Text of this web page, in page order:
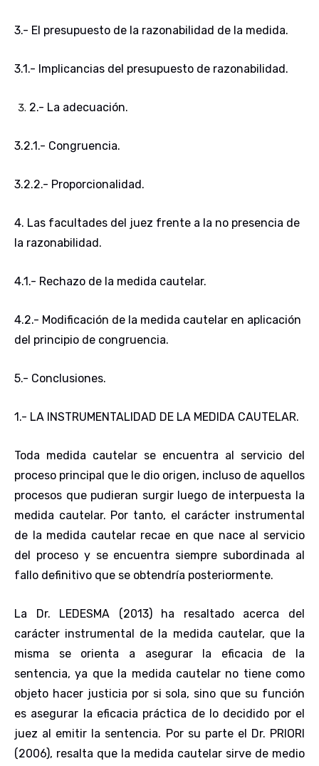
3.- El presupuesto de la razonabilidad de la medida.
3.1.- Implicancias del presupuesto de razonabilidad .
2.- La adecuación.
3.2.1.- Congruencia.
3.2.2.- Proporcionalidad .
4. Las facultades del juez frente a la no presencia de
la razonabilidad .
4.1.- Rechazo de la medida cautelar.
4.2.- Modificación de la medida cautelar en aplicación
del principio de congruencia.
5.- Conclusiones.
1.- LA INSTRUMENTALIDAD DE LA MEDIDA CAUTELAR.
Toda medida cautelar se encuentra al servicio del
proceso principal que le dio origen, incluso de aquellos
procesos que pudieran surgir luego de interpuesta la
medida cautelar. Por tanto, el carácter instrumental
de la medida cautelar recae en que nace al servicio
del proceso y se encuentra siempre subordinada al
fallo definitivo que se obtendría posteriormente.
La Dr. LEDESMA (2013) ha resaltado acerca del
carácter instrumental de la medida cautelar, que la
misma se orienta a asegurar la eficacia de la
sentencia, ya que la medida cautelar no tiene como
objeto hacer justicia por si sola, sino que su función
es asegurar la eficacia práctica de lo decidido por el
juez al emitir la sentencia. Por su parte el Dr. PRIORI
(2006), resalta que la medida cautelar sirve de medio